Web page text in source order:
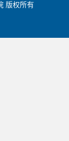
版权所有